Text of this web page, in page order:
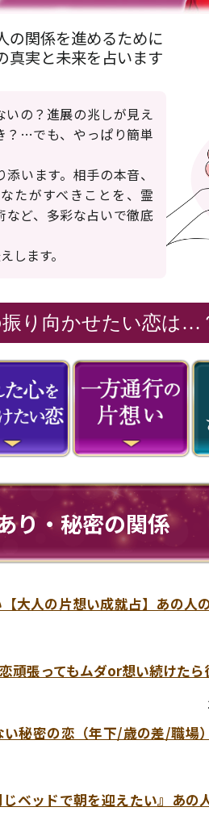
の関係を進めるために
真実と未来を占います
いの？進展の兆しが見え
？…でも、やっぱり簡単
います。相手の本音、
たがすべきことを、霊
ど、多彩な占いで徹底
します。
り向かせたい恋は…
り・秘密の関係
大人の片想い成就占】あの
張ってもムダor想い続けたら
い秘密の恋（年下/歳の差/職場
ベッドで朝を迎えたい』あの